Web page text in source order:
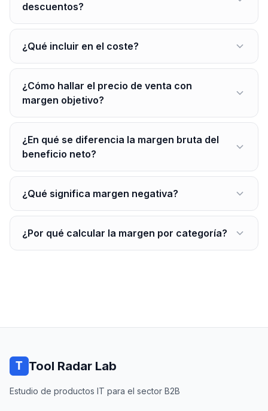
descuentos?
¿Qué incluir en el coste?
¿Cómo hallar el precio de venta con
margen objetivo?
¿En qué se diferencia la margen bruta del
beneficio neto?
¿Qué significa margen negativa?
¿Por qué calcular la margen por categoría?
Tool Radar Lab
Estudio de productos IT para el sector B2B